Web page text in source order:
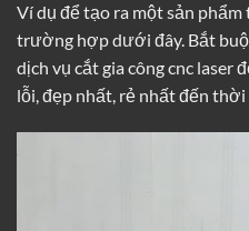
Ví dụ để tạo ra một sản
trường hợp dưới đây. Bắt
dịch vụ cắt gia công cnc laser
lỗi, đẹp nhất, rẻ nhất đến thời